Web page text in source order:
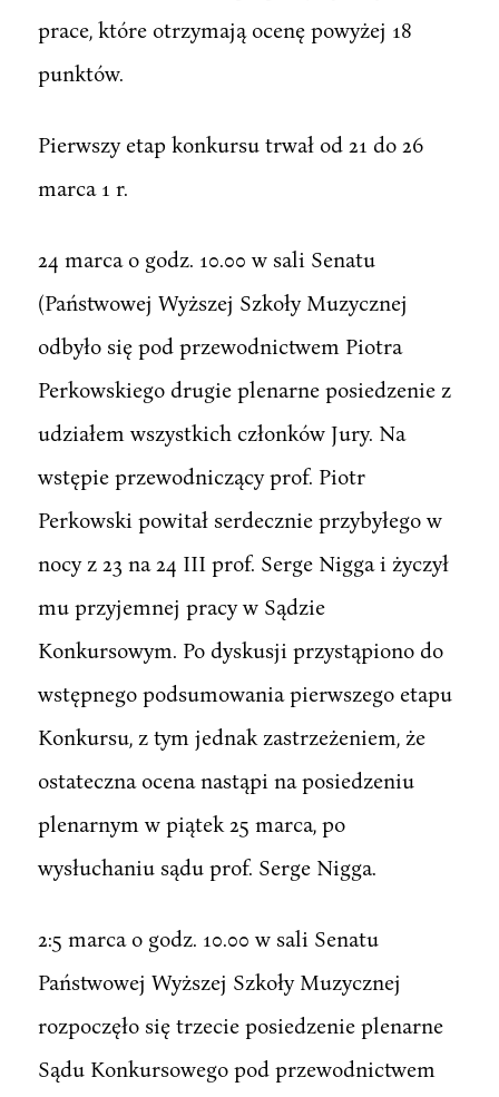
prace, które otrzymają ocenę powyżej 18
punktów.
Pierwszy etap konkursu trwał od 21 do 26
marca 1 r.
24 marca o godz. 10.00 w sali Senatu
(Państwowej Wyższej Szkoły Muzycznej
odbyło się pod przewodnictwem Piotra
Perkowskiego drugie plenarne posiedzenie z
udziałem wszystkich członków Jury. Na
wstępie przewodniczący prof. Piotr
Perkowski powitał serdecznie przybyłego w
nocy z 23 na 24 III prof. Serge Nigga i życzył
mu przyjemnej pracy w Sądzie
Konkursowym. Po dyskusji przystąpiono do
wstępnego podsumowania pierwszego etapu
Konkursu, z tym jednak zastrzeżeniem, że
ostateczna ocena nastąpi na posiedzeniu
plenarnym w piątek 25 marca, po
wysłuchaniu sądu prof. Serge Nigga.
2:5 marca o godz. 10.00 w sali Senatu
Państwowej Wyższej Szkoły Muzycznej
rozpoczęło się trzecie posiedzenie plenarne
Sądu Konkursowego pod przewodnictwem